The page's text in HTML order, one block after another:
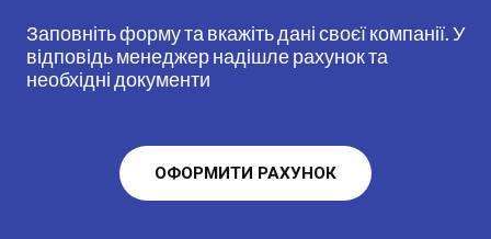
Заповніть форму та вкажіть дані своєї компанії. У
відповідь менеджер надішле рахунок та
необхідні документи
ОФОРМИТИ РАХУНОК